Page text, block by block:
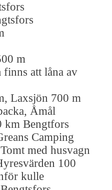
m
att låna av
Laxsjön 700 m
Åmål
km Bengtfors
Camping
med husvagn
100
kulle